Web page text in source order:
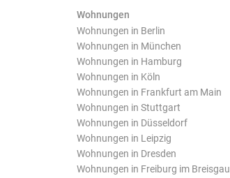
Wohnungen
Wohnungen in Berlin
Wohnungen in München
Wohnungen in Hamburg
Wohnungen in Köln
Wohnungen in Frankfurt am Main
Wohnungen in Stuttgart
Wohnungen in Düsseldorf
Wohnungen in Leipzig
Wohnungen in Dresden
Wohnungen in Freiburg im Breisgau